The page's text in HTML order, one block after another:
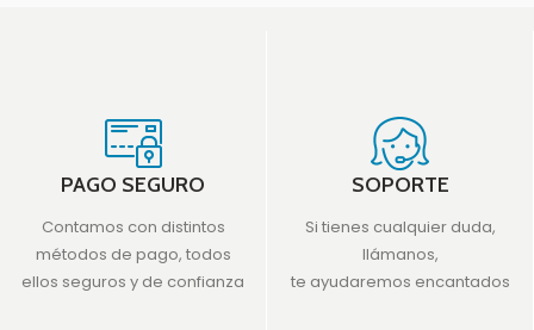
PAGO SEGURO
Contamos con distintos
métodos de pago, todos
ellos seguros y de confianza
SOPORTE
Si tienes cualquier duda,
llámanos,
te ayudaremos encantados